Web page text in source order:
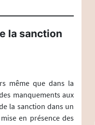
la sanction
même que dans la
manquements aux
la sanction dans un
en présence des